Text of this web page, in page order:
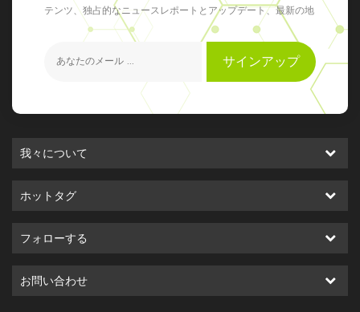
テンツ、独占的なニュースレポートとアップデート、最新の地
元のイベントを得ることができます
サインアップ
我々について
ホットタグ
フォローする
お問い合わせ